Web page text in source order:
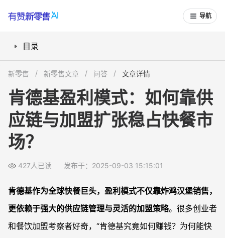
导航
目录
加盟策略与品牌扩张如何形成长效盈利？
房地产收益如何成为肯德基隐藏的盈利渠道？
肯德基的加盟费用有哪些组成？
加盟肯德基是否需要自行采购原料？
肯德基和其它快餐连锁在盈利模式上有何差异？
新零售 新零售文章 问答 文章详情
肯德基盈利模式：如何靠供
应链与加盟扩张稳占快餐市
场？
427人已读 发布于：2025-09-03 15:15:01
肯德基作为全球快餐巨头，盈利模式不仅靠炸鸡汉堡销售，
更依赖于强大的供应链管理与灵活的加盟策略。很多创业者
和餐饮加盟考察者好奇，“肯德基究竟如何赚钱？为何能快